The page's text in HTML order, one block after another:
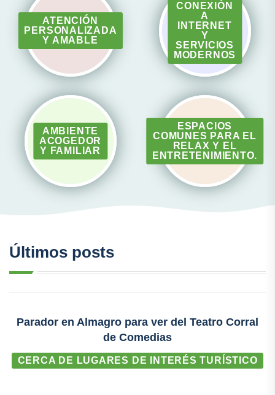
ATENCIÓN
PERSONALIZADA
Y AMABLE
CONEXIÓN
A
INTERNET
Y
SERVICIOS
MODERNOS
AMBIENTE
ACOGEDOR
Y FAMILIAR
ESPACIOS
COMUNES PARA EL
RELAX Y EL
ENTRETENIMIENTO.
Últimos posts
Parador en Almagro para ver del Teatro Corral
de Comedias
CERCA DE LUGARES DE INTERÉS TURÍSTICO